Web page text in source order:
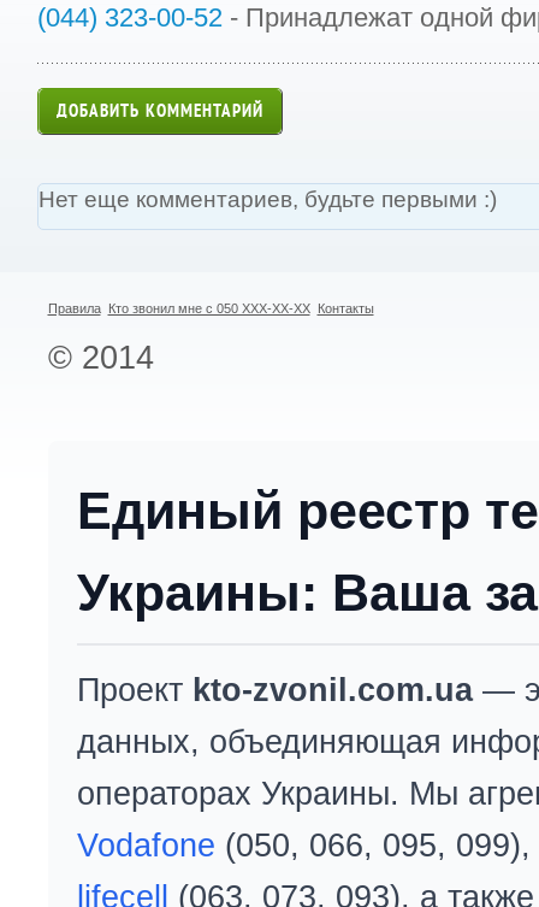
(044) 323-00-52 - Принадлежат одной
ДОБАВИТЬ КОММЕНТАРИЙ
Нет еще комментариев, будьте первыми :)
Правила Кто звонил мне с 050 XXX-XX-XX Контакты
© 2014
Единый реестр
Украины: Ваша
Проект kto-zvonil.com.ua—
данных, объединяющая
операторах Украины. Мы
Vodafone (050, 066, 095, 099),
lifecell
(063, 073, 093), а